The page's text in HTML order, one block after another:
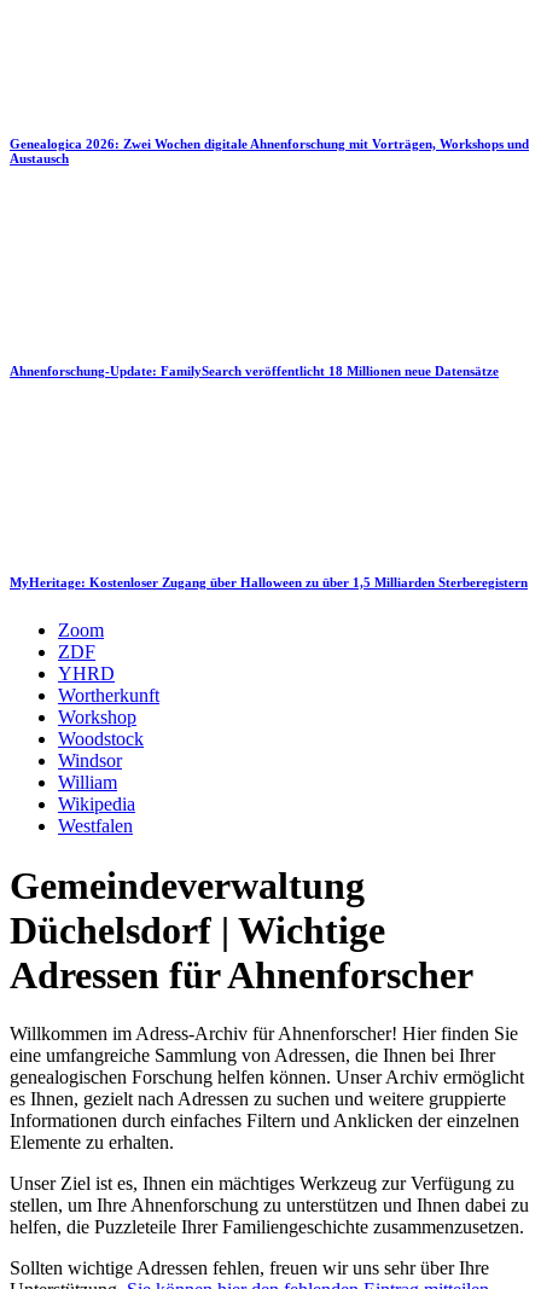
Genealogica 2026: Zwei Wochen digitale Ahnenforschung mit Vorträgen, Workshops und
Austausch
Ahnenforschung-Update: FamilySearch veröffentlicht 18 Millionen neue Datensätze
MyHeritage: Kostenloser Zugang über Halloween zu über 1,5 Milliarden Sterberegistern
Zoom
ZDF
YHRD
Wortherkunft
Workshop
Woodstock
Windsor
William
Wikipedia
Westfalen
Gemeindeverwaltung
Düchelsdorf | Wichtige
Adressen für Ahnenforscher
Willkommen im Adress-Archiv für Ahnenforscher! Hier finden Sie
eine umfangreiche Sammlung von Adressen, die Ihnen bei Ihrer
genealogischen Forschung helfen können. Unser Archiv ermöglicht
es Ihnen, gezielt nach Adressen zu suchen und weitere gruppierte
Informationen durch einfaches Filtern und Anklicken der einzelnen
Elemente zu erhalten.
Unser Ziel ist es, Ihnen ein mächtiges Werkzeug zur Verfügung zu
stellen, um Ihre Ahnenforschung zu unterstützen und Ihnen dabei zu
helfen, die Puzzleteile Ihrer Familiengeschichte zusammenzusetzen.
Sollten wichtige Adressen fehlen, freuen wir uns sehr über Ihre